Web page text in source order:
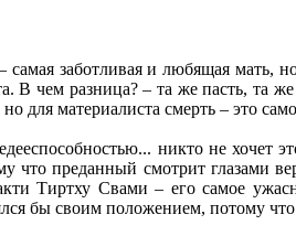
заботливая и любящая мать,
В чем разница? – та же пасть, та
для материалиста смерть – это
никто не хочет
что преданный смотрит
Тиртху Свами – его самое
бы своим положением, потому